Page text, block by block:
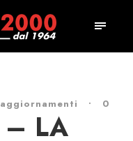
• 0
– LA